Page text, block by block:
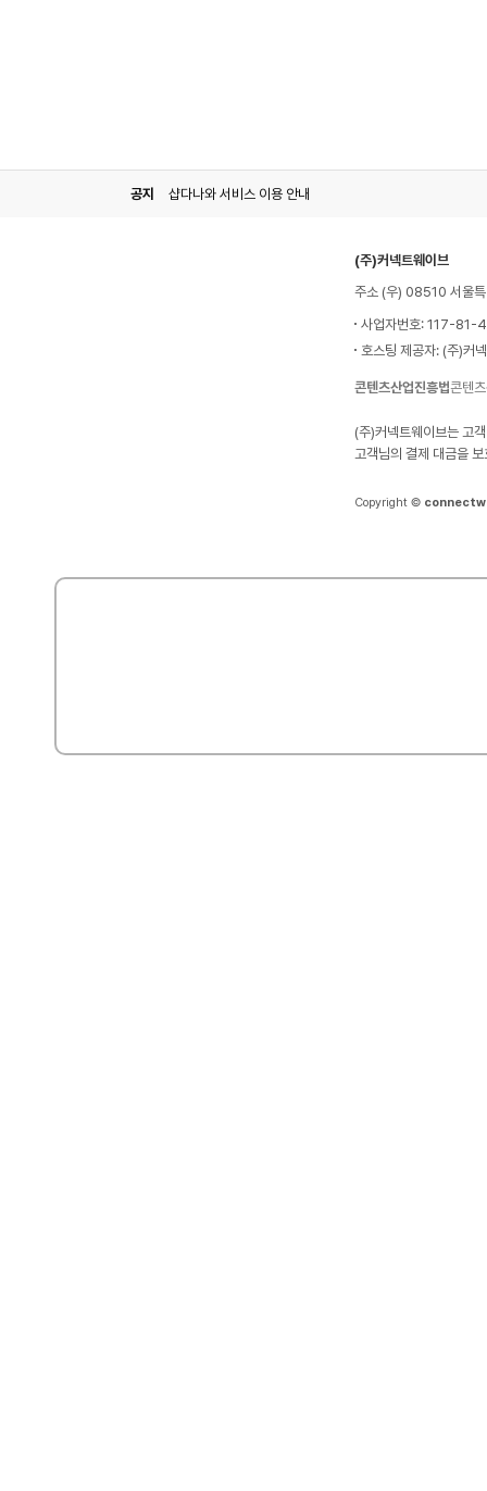
공지 샵다나와 서비스 이용 안내
(주)커넥트웨이브
주소 (우) 08510 서울
사업자번호: 117-81-
호스팅 제공자: (주)커
콘텐츠산업진흥법콘텐
(주)커넥트웨이브는 고
고객님의 결제 대금을
Copyright ©